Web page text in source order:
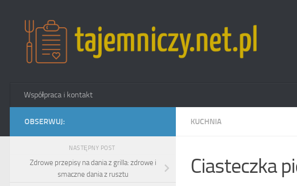
Współpraca i kontakt
KUCHNIA
Ciasteczka
OBSERWUJ:
NASTĘPNY POST
Zdrowe przepisy na dania z grilla: zdrowe i
smaczne dania z rusztu